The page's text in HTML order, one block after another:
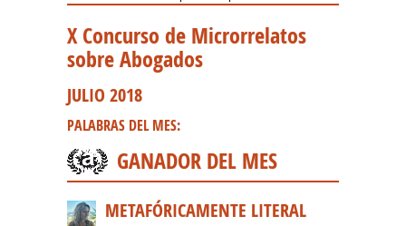
X Concurso de Microrrelatos
sobre Abogados
JULIO 2018
PALABRAS DEL MES:
GANADOR DEL MES
METAFÓRICAMENTE LITERAL